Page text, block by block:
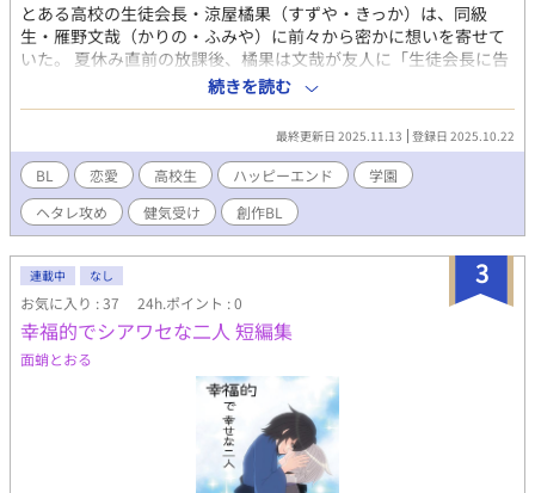
とある高校の生徒会長・涼屋橘果（すずや・きっか）は、同級
生・雁野文哉（かりの・ふみや）に前々から密かに想いを寄せて
いた。 夏休み直前の放課後、橘果は文哉が友人に「生徒会長に告
白して、8月31日の納涼花火でキスしろ」と命令され、「男相手
にそれは無理だ」と返答しているところを目撃する。 その直後本
当に告白しに来た文哉に対し、橘果はそれを承諾した。 8月31日
にこの関係が終わるとしても、夏休みの間だけでも好きな人との
思い出が欲しかったから。 愛は深いけど肝心なところがキマらな
いヘタレ攻め×最初から諦め気味の健気受けの、37日間の夏休み
で思い出たくさんつくるBL！
続きを読む
最終更新日 2025.11.13 登録日 2025.10.22
BL 恋愛 高校生 ハッピーエンド
学園
ヘタレ攻め
健気受け 創作BL
3
連載中 なし
お気に入り : 37 24h.ポイント : 0
幸福的でシアワセな二人 短編集
面蛸とおる